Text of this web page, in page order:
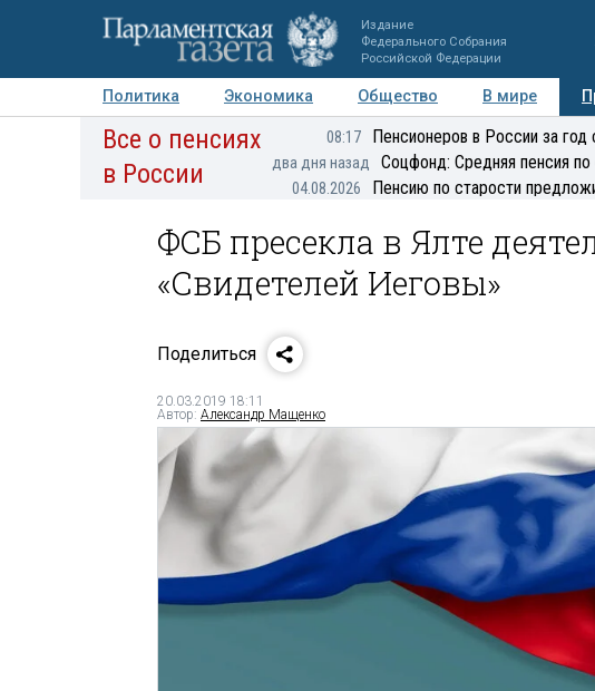
Издание
Федерального Собрания
Российской Федерации
Политика Экономика Общество В мире
Авторы Персоны Мнения Регионы
Все о пенсиях
в России
08:17 Пенсионеров в России за
два дня назад Соцфонд: Средняя пенсия
04.08.2026 Пенсию по старости
ФСБ пресекла в Ялте
«Свидетелей Иеговы»
Поделиться
20.03.2019 18:11
Автор: Александр Мащенко